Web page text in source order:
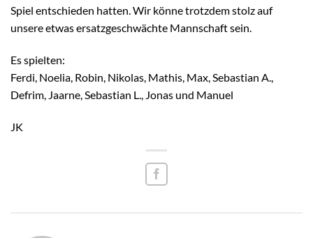
Spiel entschieden hatten. Wir könne trotzdem stolz auf
unsere etwas ersatzgeschwächte Mannschaft sein.
Es spielten:
Ferdi, Noelia, Robin, Nikolas, Mathis, Max, Sebastian A.,
Defrim, Jaarne, Sebastian L., Jonas und Manuel
JK